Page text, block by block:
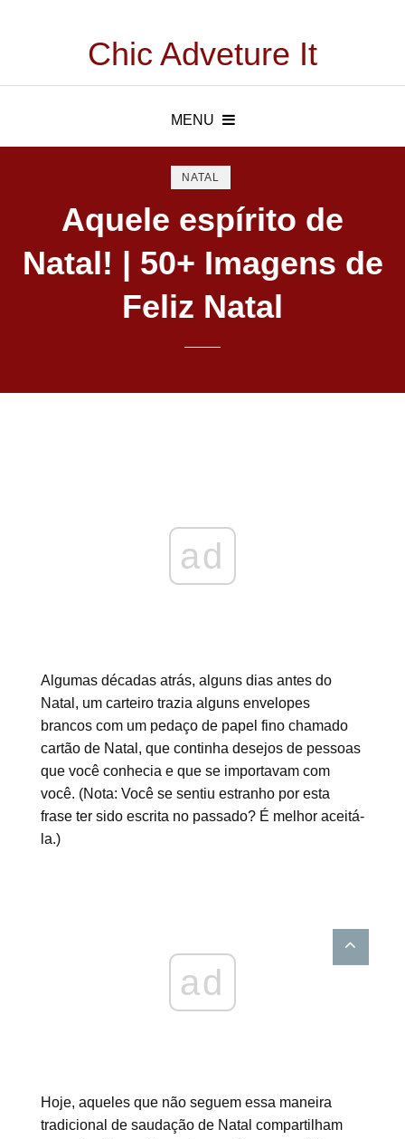
Chic Adveture It
MENU
NATAL
Aquele espírito de
Natal! | 50+ Imagens de
Feliz Natal
ad
Algumas décadas atrás, alguns dias antes do
Natal, um carteiro trazia alguns envelopes
brancos com um pedaço de papel fino chamado
cartão de Natal, que continha desejos de pessoas
que você conhecia e que se importavam com
você. (Nota: Você se sentiu estranho por esta
frase ter sido escrita no passado? É melhor aceitá-
la.)
ad
Hoje, aqueles que não seguem essa maneira
tradicional de saudação de Natal compartilham